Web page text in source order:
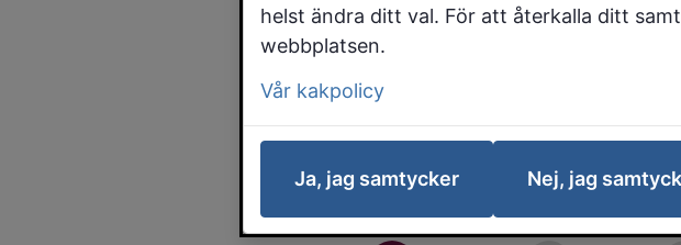
Planerad start är till
bygga om hållplatsen
syfte att öka
Steg i processen
helst ändra ditt val. För att återkalla ditt
webbplatsen.
Vår kakpolicy
Ja, jag samtycker Nej, jag